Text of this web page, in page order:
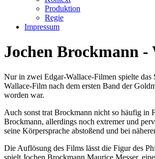
Produktion
Regie
Impressum
Jochen Brockmann -
Nur in zwei Edgar-Wallace-Filmen spielte
Wallace-Film nach dem ersten Band der
worden war.
Auch sonst trat Brockmann nicht so häufig in
Brockmann, allerdings noch extremer und
seine Körpersprache abstoßend und bei
Die Auflösung des Films lässt die Figur des
spielt Jochen Brockmann Maurice Messer,